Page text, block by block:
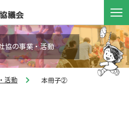
議会
協の事業・活動
活動 本冊子②